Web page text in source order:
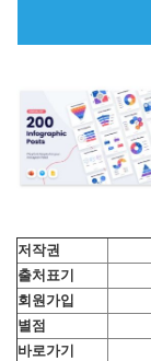
저작권
출처표기
회원가입
별점
바로가기